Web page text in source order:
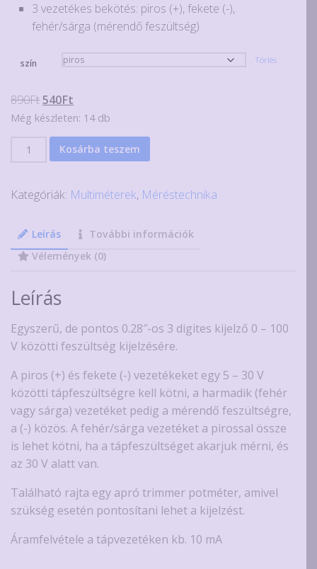
3 vezetékes bekötés: piros (+), fekete (-),
fehér/sárga (mérendő feszültség)
szín Törlés
890FtOriginal
price
was:
890Ft.
540Ft
price
is:
540Ft.
Még készleten: 14 db
voltmérő
V-
ig,
mennyiség
Kosárba teszem
Kategóriák: Multiméterek, Méréstechnika
Leírás
További információk
Vélemények (0)
Leírás
Egyszerű, de pontos 0.28″-os 3 digites kijelző 0 – 100
V közötti feszültség kijelzésére.
A piros (+) és fekete (-) vezetékeket egy 5 – 30 V
közötti tápfeszültségre kell kötni, a harmadik (fehér
vagy sárga) vezetéket pedig a mérendő feszültségre,
a (-) közös. A fehér/sárga vezetéket a pirossal össze
is lehet kötni, ha a tápfeszültséget akarjuk mérni, és
az 30 V alatt van.
Található rajta egy apró trimmer potméter, amivel
szükség esetén pontosítani lehet a kijelzést.
Áramfelvétele a tápvezetéken kb. 10 mA